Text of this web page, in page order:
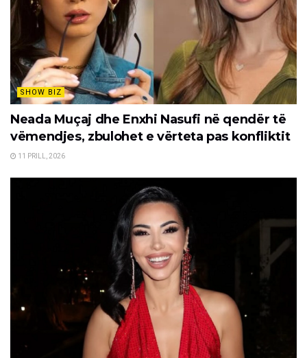
SHOW BIZ
Neada Muçaj dhe Enxhi Nasufi në qendër të
vëmendjes, zbulohet e vërteta pas konfliktit
11 PRILL, 2026